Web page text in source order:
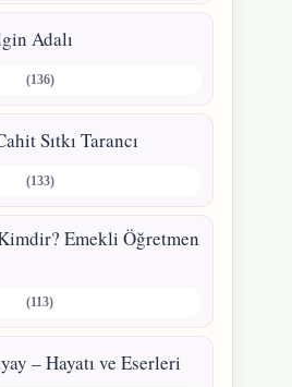
Adalı
(136)
Sıtkı Tarancı
(133)
Emekli Öğretmen
(113)
– Hayatı ve Eserleri